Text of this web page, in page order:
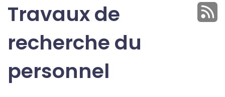
Travaux de
recherche du
personnel